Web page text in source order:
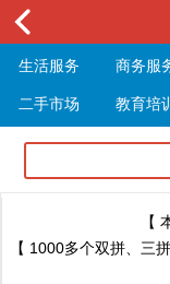
生活服务 商务服
二手市场 教育培
展会信息 旅游信
最新推文
【
【 1000多个双拼、三